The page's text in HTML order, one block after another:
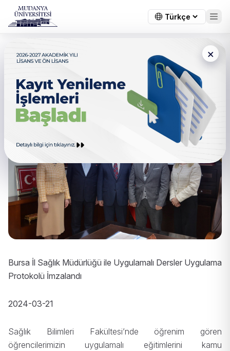
×
Bursa İl Sağlık Müdürlüğü ile
Uygulamalı Dersler Uygulama
Protokolü İmzalandı
Bursa İl Sağlık Müdürlüğü ile Uygulamalı Dersler Uygulama
Protokolü İmzalandı
2024-03-21
Sağlık Bilimleri Fakültesi’nde öğrenim gören
öğrencilerimizin uygulamalı eğitimlerini kamu